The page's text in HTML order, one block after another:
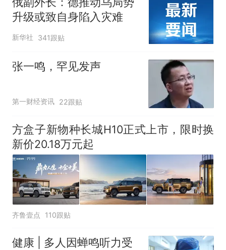
升级或致自身陷入灾难
新华社 341跟贴
张一鸣，罕见发声
第一财经资讯 22跟贴
方盒子新物种长城H10正式上市，限时换
新价20.18万元起
齐鲁壹点 110跟贴
健康 | 多人因蝉鸣听力受